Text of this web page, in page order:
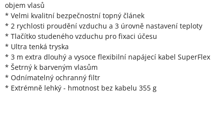
objem vlasů
* Velmi kvalitní bezpečnostní topný článek
* 2 rychlosti proudění vzduchu a 3 úrovně nastavení teploty
* Tlačítko studeného vzduchu pro fixaci účesu
* Ultra tenká tryska
* 3 m extra dlouhý a vysoce flexibilní napájecí kabel SuperFlex
* Šetrný k barveným vlasům
* Odnímatelný ochranný filtr
* Extrémně lehký - hmotnost bez kabelu 355 g